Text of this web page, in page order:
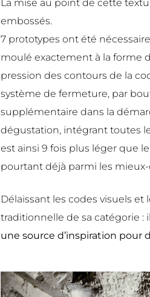
La mise au point de cette
embossés.
7 prototypes ont été
moulé exactement à la forme
pression des contours de la
système de fermeture, par
supplémentaire dans la
dégustation, intégrant toutes
est ainsi 9 fois plus léger que
pourtant déjà parmi les
Délaissant les codes visuels
traditionnelle de sa catégorie :
une source d’inspiration pour